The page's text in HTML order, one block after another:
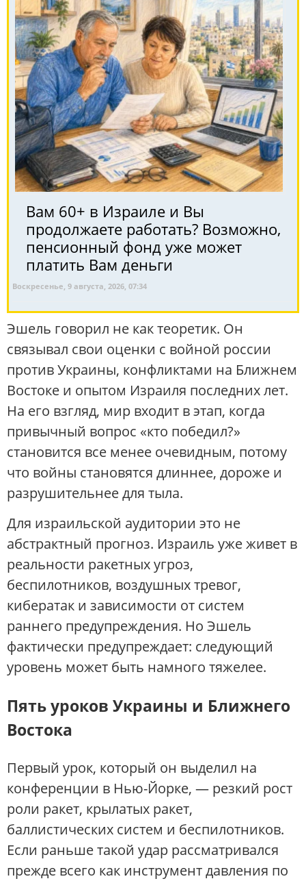
Вам 60+ в Израиле и Вы
продолжаете работать? Возможно,
пенсионный фонд уже может
платить Вам деньги
Воскресенье, 9 августа, 2026, 07:34
Эшель говорил не как теоретик. Он
связывал свои оценки с войной россии
против Украины, конфликтами на Ближнем
Востоке и опытом Израиля последних лет.
На его взгляд, мир входит в этап, когда
привычный вопрос «кто победил?»
становится все менее очевидным, потому
что войны становятся длиннее, дороже и
разрушительнее для тыла.
Для израильской аудитории это не
абстрактный прогноз. Израиль уже живет в
реальности ракетных угроз,
беспилотников, воздушных тревог,
кибератак и зависимости от систем
раннего предупреждения. Но Эшель
фактически предупреждает: следующий
уровень может быть намного тяжелее.
Пять уроков Украины и Ближнего
Востока
Первый урок, который он выделил на
конференции в Нью-Йорке, — резкий рост
роли ракет, крылатых ракет,
баллистических систем и беспилотников.
Если раньше такой удар рассматривался
прежде всего как инструмент давления по